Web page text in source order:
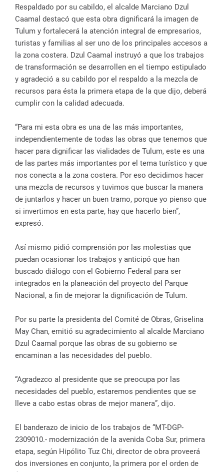
Respaldado por su cabildo, el alcalde Marciano Dzul
Caamal destacó que esta obra dignificará la imagen de
Tulum y fortalecerá la atención integral de empresarios,
turistas y familias al ser uno de los principales accesos a
la zona costera. Dzul Caamal instruyó a que los trabajos
de transformación se desarrollen en el tiempo estipulado
y agradeció a su cabildo por el respaldo a la mezcla de
recursos para ésta la primera etapa de la que dijo, deberá
cumplir con la calidad adecuada.
“Para mi esta obra es una de las más importantes,
independientemente de todas las obras que tenemos que
hacer para dignificar las vialidades de Tulum, este es una
de las partes más importantes por el tema turístico y que
nos conecta a la zona costera. Por eso decidimos hacer
una mezcla de recursos y tuvimos que buscar la manera
de juntarlos y hacer un buen tramo, porque yo pienso que
si invertimos en esta parte, hay que hacerlo bien”,
expresó.
Así mismo pidió comprensión por las molestias que
puedan ocasionar los trabajos y anticipó que han
buscado diálogo con el Gobierno Federal para ser
integrados en la planeación del proyecto del Parque
Nacional, a fin de mejorar la dignificación de Tulum.
Por su parte la presidenta del Comité de Obras, Griselina
May Chan, emitió su agradecimiento al alcalde Marciano
Dzul Caamal porque las obras de su gobierno se
encaminan a las necesidades del pueblo.
“Agradezco al presidente que se preocupa por las
necesidades del pueblo, estaremos pendientes que se
lleve a cabo estas obras de mejor manera”, dijo.
El banderazo de inicio de los trabajos de “MT-DGP-
2309010.- modernización de la avenida Coba Sur, primera
etapa, según Hipólito Tuz Chi, director de obra proveerá
dos inversiones en conjunto, la primera por el orden de